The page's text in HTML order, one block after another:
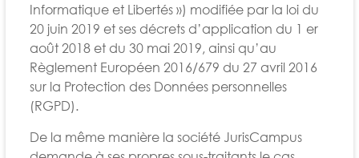
Informatique et Libertés ») modifiée par la loi du
20 juin 2019 et ses décrets d’application du 1 er
août 2018 et du 30 mai 2019, ainsi qu’au
Règlement Européen 2016/679 du 27 avril 2016
sur la Protection des Données personnelles
(RGPD).
De la même manière la société JurisCampus